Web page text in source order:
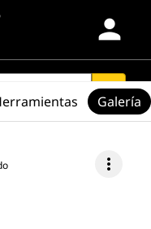
person
search
more_vert
Galería